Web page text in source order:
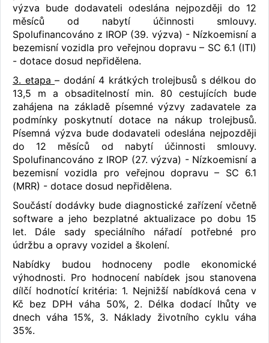
výzva bude dodavateli odeslána nejpozději do 12
měsíců od nabytí účinnosti smlouvy.
Spolufinancováno z IROP (39. výzva) - Nízkoemisní a
bezemisní vozidla pro veřejnou dopravu – SC 6.1 (ITI)
- dotace dosud nepřidělena.
3. etapa– dodání 4 krátkých trolejbusů s délkou do
13,5 m a obsaditelností min. 80 cestujících bude
zahájena na základě písemné výzvy zadavatele za
podmínky poskytnutí dotace na nákup trolejbusů.
Písemná výzva bude dodavateli odeslána nejpozději
do 12 měsíců od nabytí účinnosti smlouvy.
Spolufinancováno z IROP (27. výzva) - Nízkoemisní a
bezemisní vozidla pro veřejnou dopravu – SC 6.1
(MRR) - dotace dosud nepřidělena.
Součástí dodávky bude diagnostické zařízení včetně
software a jeho bezplatné aktualizace po dobu 15
let. Dále sady speciálního nářadí potřebné pro
údržbu a opravy vozidel a školení.
Nabídky budou hodnoceny podle ekonomické
výhodnosti. Pro hodnocení nabídek jsou stanovena
dílčí hodnotící kritéria: 1. Nejnižší nabídková cena v
Kč bez DPH váha 50%, 2. Délka dodací lhůty ve
dnech váha 15%, 3. Náklady životního cyklu váha
35%.